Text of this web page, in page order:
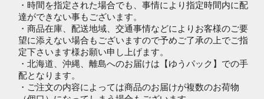
・時間を指定された場合でも、事情により指定時間内に配
達ができない事もございます。
・商品在庫、配送地域、交通事情などによりお客様のご要
望に添えない場合もございますので予めご了承の上でご指
定下さいます様お願い申し上げます。
・北海道、沖縄、離島へのお届けは【ゆうパック】での手
配となります。
・ご注文の内容によっては商品のお届けが複数のお荷物